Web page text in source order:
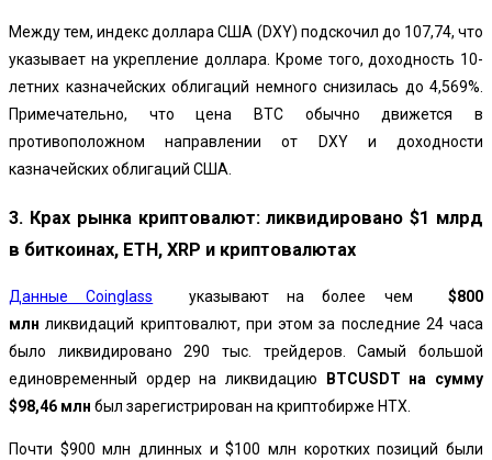
Между тем, индекс доллара США (DXY) подскочил до 107,74, что
указывает на укрепление доллара. Кроме того, доходность 10-
летних казначейских облигаций немного снизилась до 4,569%.
Примечательно, что цена BTC обычно движется в
противоположном направлении от DXY и доходности
казначейских облигаций США.
3. Крах рынка криптовалют: ликвидировано $1 млрд
в биткоинах, ETH, XRP и криптовалютах
Данные Coinglass указывают на более чем $800
млн ликвидаций криптовалют, при этом за последние 24 часа
было ликвидировано 290 тыс. трейдеров. Самый большой
единовременный ордер на ликвидацию
BTCUSDT на сумму
$98,46 млн был зарегистрирован на криптобирже HTX.
Почти $900 млн длинных и $100 млн коротких позиций были